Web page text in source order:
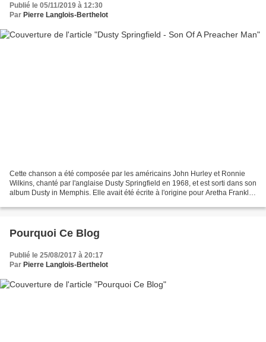
Publié le 05/11/2019 à 12:30
Par Pierre Langlois-Berthelot
Cette chanson a été composée par les américains John Hurley et Ronnie
Wilkins, chanté par l'anglaise Dusty Springfield en 1968, et est sorti dans son
album Dusty in Memphis. Elle avait été écrite à l'origine pour Aretha Franklin,
Pourquoi Ce Blog
Publié le 25/08/2017 à 20:17
Par Pierre Langlois-Berthelot